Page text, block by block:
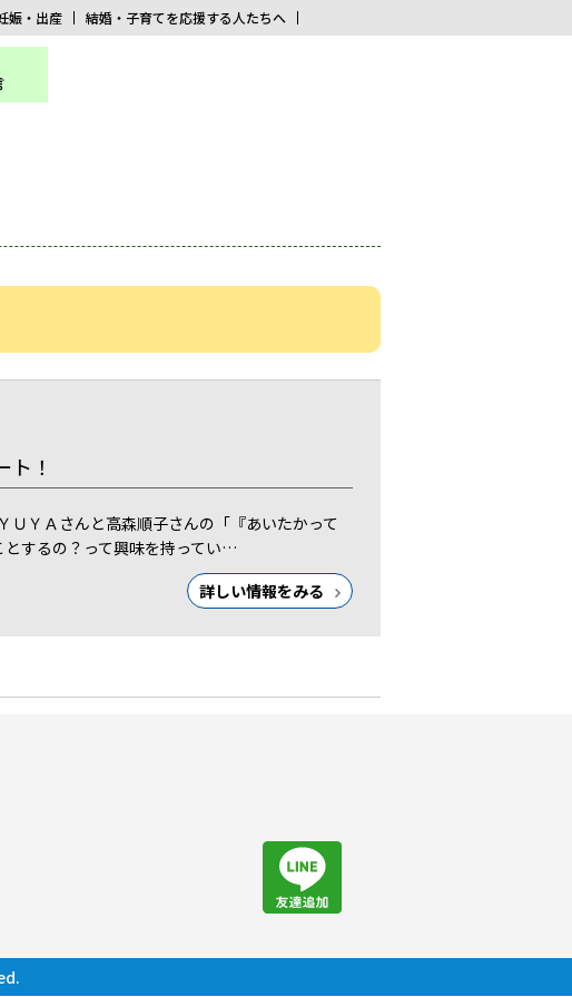
娠・出産 結婚・子育てを応援する人たちへ
！
ＹＡさんと高森順子さんの「『あいたかって
するの？って興味を持ってい…
詳しい情報をみる